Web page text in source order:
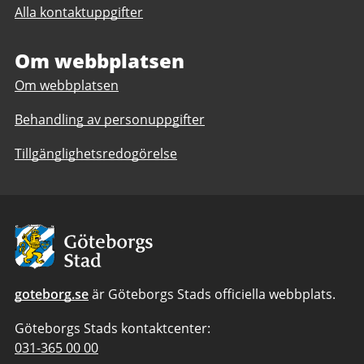
F-
Näsetskolan
6
Alla kontaktuppgifter
Om webbplatsen
Om webbplatsen
Behandling av personuppgifter
Tillgänglighetsredogörelse
Avsändare:
Göteborgs
Stad
goteborg.seär Göteborgs Stads officiella webbplats.
Göteborgs Stads kontaktcenter:
Telefonnummer
031-365 00 00